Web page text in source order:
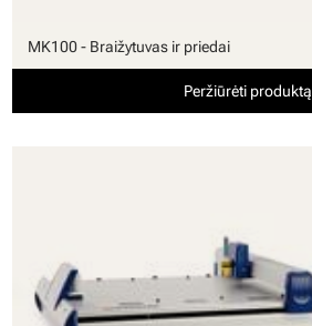
MK100 - Braižytuvas ir priedai
Peržiūrėti produktą